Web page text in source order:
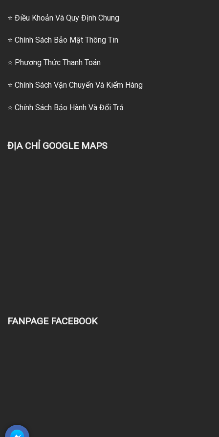
⭐ Điều Khoản Và Quy Định Chung
⭐ Chính Sách Bảo Mật Thông Tin
⭐ Phương Thức Thanh Toán
⭐ Chính Sách Vận Chuyển Và Kiểm Hàng
⭐ Chính Sách Bảo Hành Và Đổi Trả
ĐỊA CHỈ GOOGLE MAPS
FANPAGE FACEBOOK